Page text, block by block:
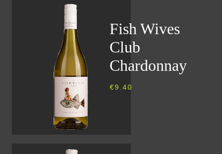
Fish Wives
Club
Chardonnay
€9.40